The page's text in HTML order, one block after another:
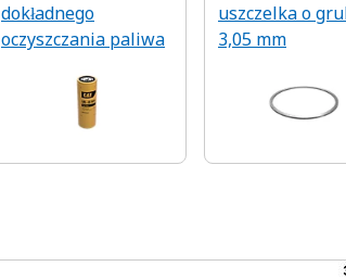
dokładnego
oczyszczania paliwa
uszczelka o
3,05 mm